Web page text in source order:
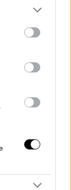
more Google
may click to
party tags to
below Google
ο
ως
και
για το
για το